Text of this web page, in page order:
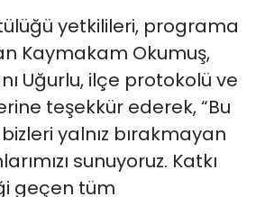
yetkilileri, programa
Kaymakam Okumuş,
Uğurlu, ilçe protokolü ve
teşekkür ederek, “Bu
yalnız bırakmayan
sunuyoruz. Katkı
geçen tüm